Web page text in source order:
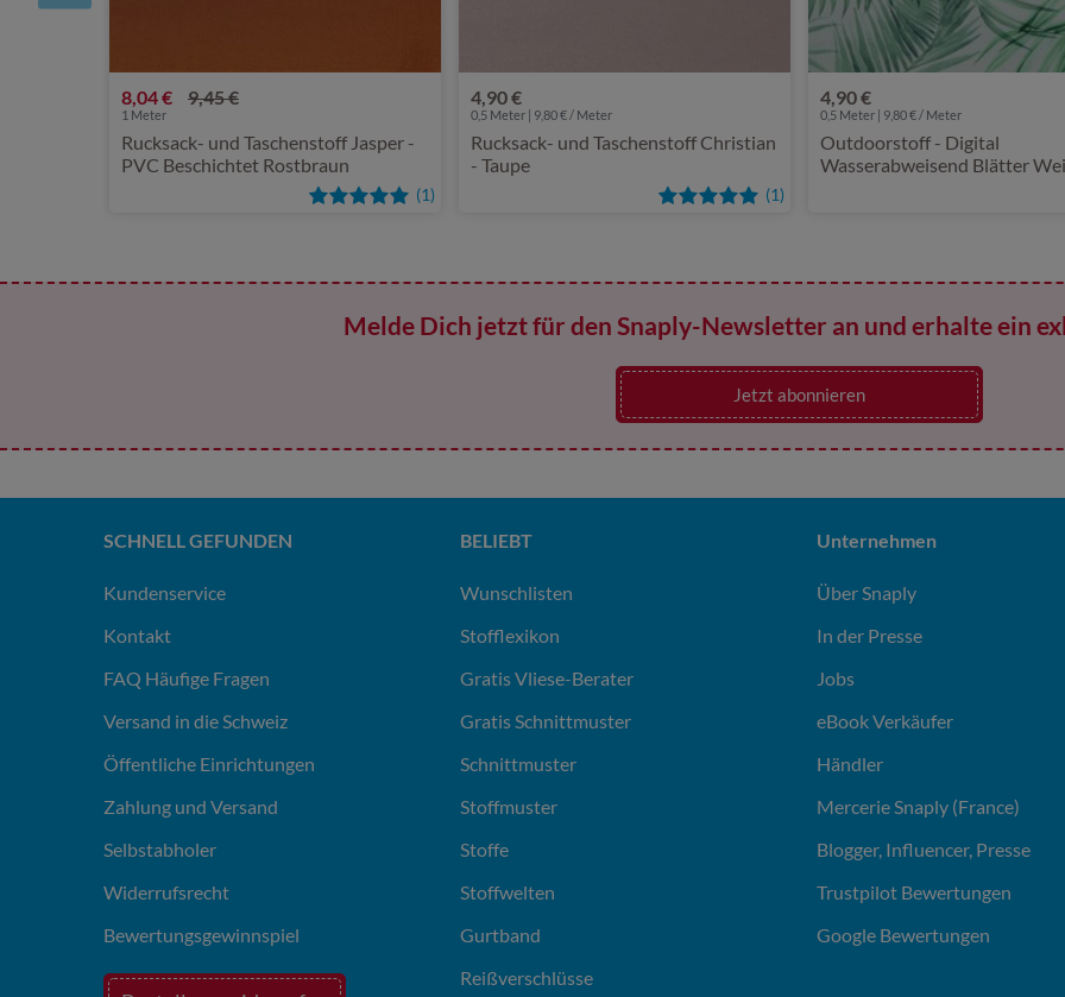
(1)
8,04 € 9,45 €
1 Meter
Rucksack- und Taschenstoff Jasper -
PVC Beschichtet Rostbraun
(1)
4,90 €
0,5 Meter | 9,80 € / Meter
Rucksack- und Taschenstoff Christian
- Taupe
4,90 €
0,5 Meter | 9,80 € / Meter
Outdoorstoff - Digital
Wasserabweisend Blätter
Melde Dich jetzt für den Snaply-Newsletter an und erhalte ein
Jetzt abonnieren
SCHNELL GEFUNDEN
Kundenservice
Kontakt
FAQ Häufige Fragen
Versand in die Schweiz
Öffentliche Einrichtungen
Zahlung und Versand
Selbstabholer
Widerrufsrecht
Bewertungsgewinnspiel
BELIEBT
Wunschlisten
Stofflexikon
Gratis Vliese-Berater
Gratis Schnittmuster
Schnittmuster
Stoffmuster
Stoffe
Stoffwelten
Gurtband
Reißverschlüsse
Unternehmen
Über Snaply
In der Presse
Jobs
eBook Verkäufer
Händler
Mercerie Snaply (France)
Blogger, Influencer, Presse
Trustpilot Bewertungen
Google Bewertungen